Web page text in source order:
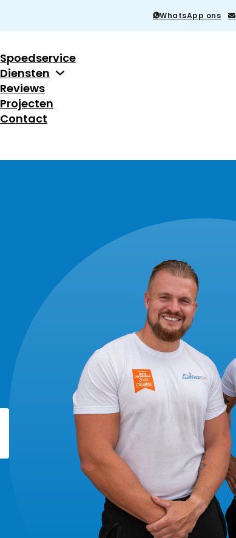
WhatsApp ons
Spoedservice
Diensten
Reviews
Projecten
Contact